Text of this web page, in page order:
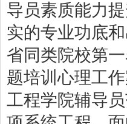
导员素质能力
实的专业功底
省同类院校第
题培训心理工
工程学院辅导